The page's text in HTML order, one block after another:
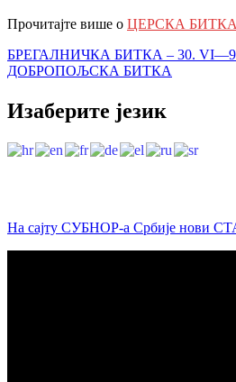
Прочитајте више о ЦЕРСКА БИТКА
Кретање
чланка
БРЕГАЛНИЧКА БИТКА – 30. VI—9.
ДОБРОПОЉСКА БИТКА
Изаберите језик
На сајту СУБНОР-а Србије нови